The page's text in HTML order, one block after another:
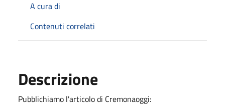
A cura di
Contenuti correlati
Descrizione
Pubblichiamo l'articolo di Cremonaoggi: